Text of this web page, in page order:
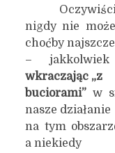
nigdy nie
choćby
–
wkraczając „z
buciorami”w
nasze działanie
na tym
a niekiedy